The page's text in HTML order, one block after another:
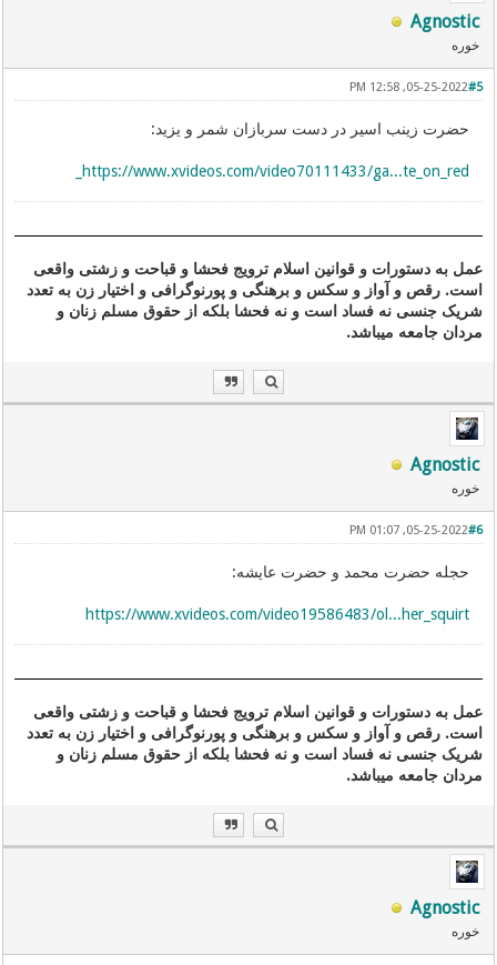
Agnostic
خوره
#5
05-25-2022, 12:58 PM
حضرت زینب اسیر در دست سربازان شمر و یزید:
https://www.xvideos.com/video70111433/ga...te_on_red_
عمل به دستورات و قوانین اسلام ترویج فحشا و قباحت و زشتی واقعی
است. رقص و آواز و سکس و برهنگی و پورنوگرافی و اختیار زن به تعدد
شریک جنسی نه فساد است و نه فحشا بلکه از حقوق مسلم زنان و
مردان جامعه میباشد.
Agnostic
خوره
#6
05-25-2022, 01:07 PM
حجله حضرت محمد و حضرت عایشه:
https://www.xvideos.com/video19586483/ol...her_squirt
عمل به دستورات و قوانین اسلام ترویج فحشا و قباحت و زشتی واقعی
است. رقص و آواز و سکس و برهنگی و پورنوگرافی و اختیار زن به تعدد
شریک جنسی نه فساد است و نه فحشا بلکه از حقوق مسلم زنان و
مردان جامعه میباشد.
Agnostic
خوره